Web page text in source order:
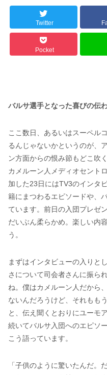
Twitter
Pocket
バルサ選手となった喜びの伝
ここ数日、あるいはスーペル
るんじゃないかというのが、
ン方面からの恨み節もどこ吹
カメルーン人メディオセント
加した23日にはTV3のインタ
籍にまつわるエピソードや、
ています。前日の入団プレゼ
だいぶん柔らかめ。楽しい内
う。
まずはインタビューの入りと
さについて司会者さんに振ら
ね。僕はカメルーン人だから
ないんだろうけど、それもも
と、伝え聞くとおりにユーモ
続いてバルサ入団へのエピソ
こう語っています。
「子供のように驚いたんだ。